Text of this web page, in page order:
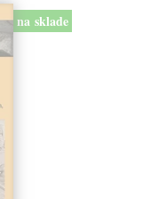
na sklade